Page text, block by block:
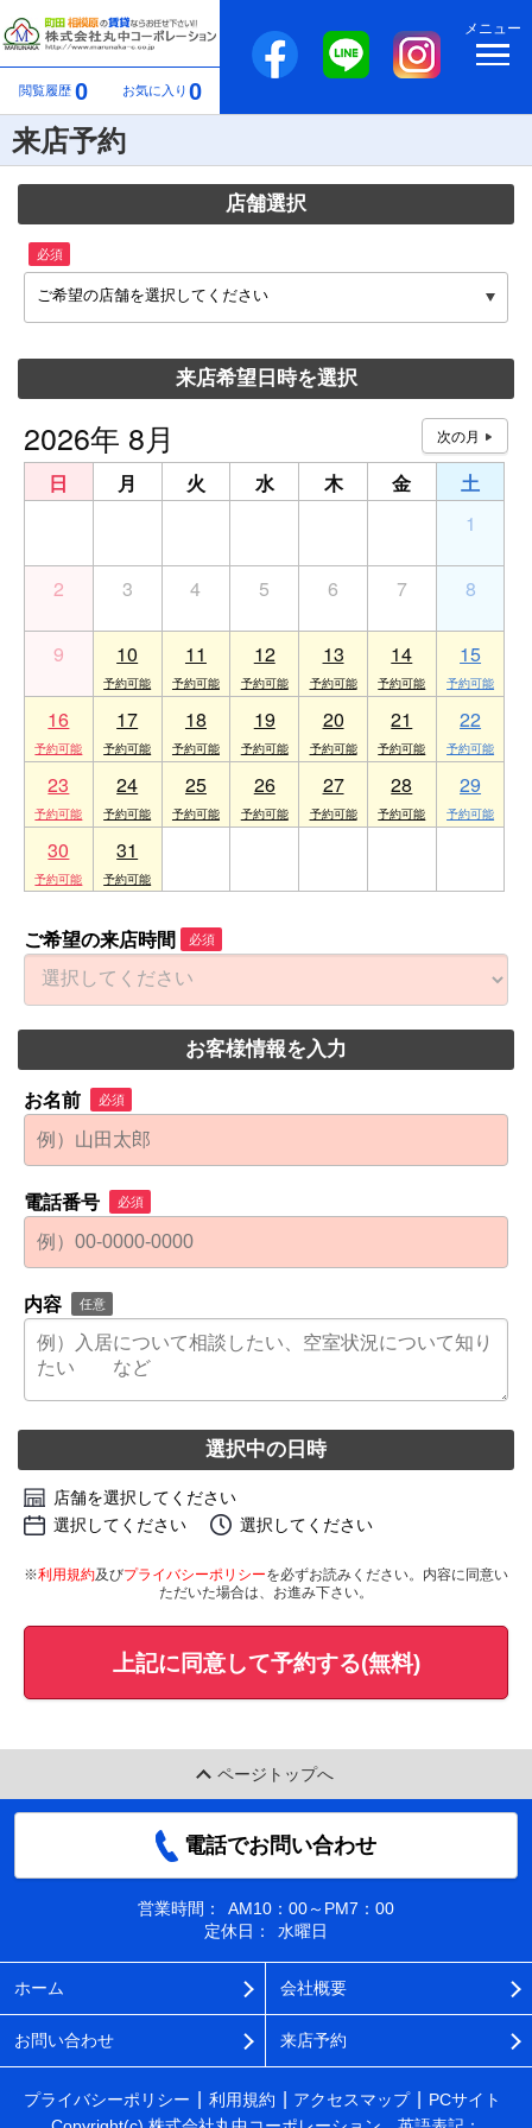
閲覧履歴 0 お気に入り 0
メニュー
来店予約
店舗選択
必須
ご希望の店舗を選択してください
来店希望日時を選択
2026年 8月
日 月 火 水 木 金
土
1
2 3 4 5 6 7 8
9 10 11 12 13 14 15
16 17 18 19 20 21 22
23 24 25 26 27 28 29
30 31
ご希望の来店時間 必須
お客様情報を入力
お名前 必須
電話番号 必須
内容 任意
選択中の日時
店舗を選択してください
選択してください
選択してください
※利用規約及びプライバシーポリシーを必ずお読みください。内容に同意い
ただいた場合は、お進み下さい。
上記に同意して予約する(無料)
ページトップへ
電話でお問い合わせ
営業時間：
AM10：00～PM7：00
定休日：
水曜日
ホーム 会社概要
お問い合わせ 来店予約
プライバシーポリシー 利用規約 アクセスマップ
PCサイト